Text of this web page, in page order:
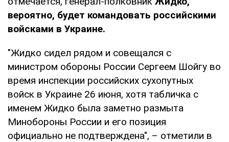
вероятно, будет командовать российскими
войсками в Украине.
"Жидко сидел рядом и совещался с
министром обороны России Сергеем Шойгу во
время инспекции российских сухопутных
войск в Украине 26 июня, хотя табличка с
именем Жидко была заметно размыта
Минобороны России и его позиция
официально не подтверждена", – отметили в